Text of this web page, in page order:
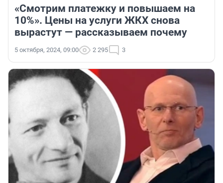
«Смотрим платежку и повышаем на
10%». Цены на услуги ЖКХ снова
вырастут — рассказываем почему
5 октября, 2024, 09:00 2 295 3